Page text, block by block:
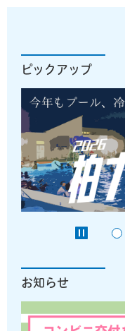
ピックアップ
お知らせ